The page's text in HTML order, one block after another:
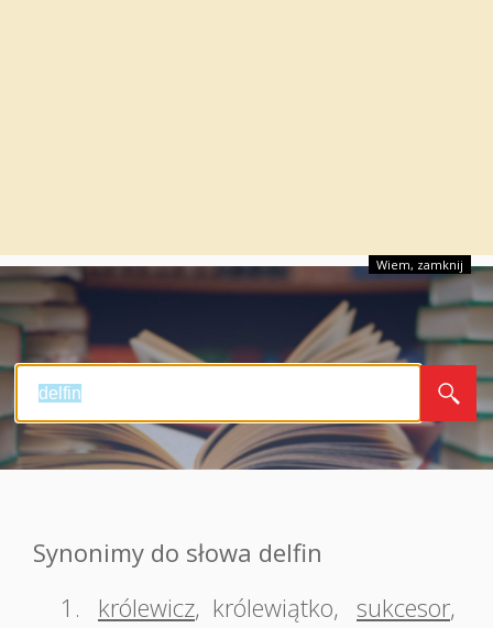
Wiem, zamknij
Synonimy do słowa delfin
1.
królewicz, królewiątko, sukcesor,